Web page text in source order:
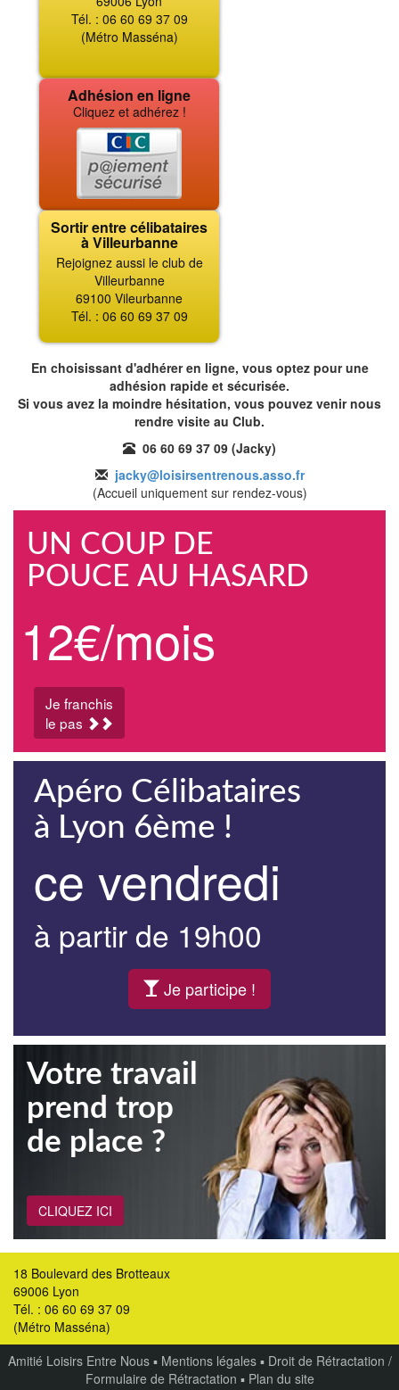
Tél. : 06 60 69 37 09
(Métro Masséna)
Adhésion en ligne
Cliquez et adhérez !
Sortir entre célibataires
à Villeurbanne
Rejoignez aussi le club de
Villeurbanne
69100 Vileurbanne
Tél. : 06 60 69 37 09
En choisissant d'adhérer en ligne, vous optez pour une
adhésion rapide et sécurisée.
Si vous avez la moindre hésitation, vous pouvez venir nous
rendre visite au Club.
06 60 69 37 09 (Jacky)
jacky@loisirsentrenous.asso.fr
(Accueil uniquement sur rendez-vous)
UN COUP DE
POUCE AU HASARD
12€/mois
Je franchis
le pas
Apéro Célibataires
à Lyon 6ème !
ce vendredi
à partir de 19h00
Je participe !
Votre travail
prend trop
de place ?
CLIQUEZ ICI
18 Boulevard des Brotteaux
69006 Lyon
Tél. : 06 60 69 37 09
(Métro Masséna)
Amitié Loisirs Entre Nous▪ Mentions légales▪ Droit de Rétractation /
Formulaire de Rétractation ▪ Plan du site